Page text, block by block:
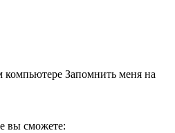
компьютере Запомнить меня на
вы сможете: